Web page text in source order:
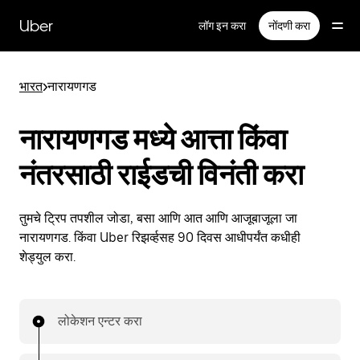
सामग्रीवरUber लॉग इन करा नोंदणी करा
भारत>नारायणगड
नारायणगड मध्ये आत्ता किंवा
नंतरसाठी राईडची विनंती करा
तुमचे ट्रिप तपशील जोडा, बसा आणि आत आणि आजूबाजूला जा
नारायणगड. किंवा Uber रिझर्व्हसह 90 दिवस आधीपर्यंत कधीही
शेड्युल करा.
लोकेशन एन्टर करा